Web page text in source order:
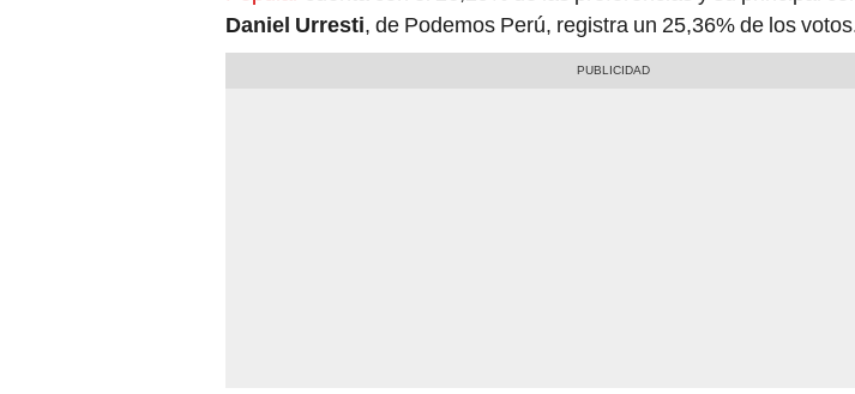
Daniel Urresti, de Podemos Perú, registra un 25,36% de los